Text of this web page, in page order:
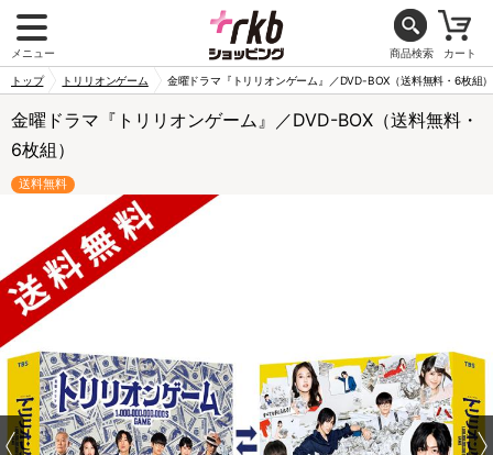
メニュー 商品検索 カート
トップ トリリオンゲーム 金曜ドラマ『トリリオンゲーム』／DVD-BOX（送料無料・6枚組）
金曜ドラマ『トリリオンゲーム』／DVD-BOX（送料無料・
6枚組）
送料無料